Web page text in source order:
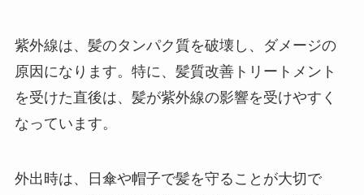
紫外線は、髪のタンパク質を破壊し、ダメージの
原因になります。特に、髪質改善トリートメント
を受けた直後は、髪が紫外線の影響を受けやすく
なっています。
外出時は、日傘や帽子で髪を守ることが大切で